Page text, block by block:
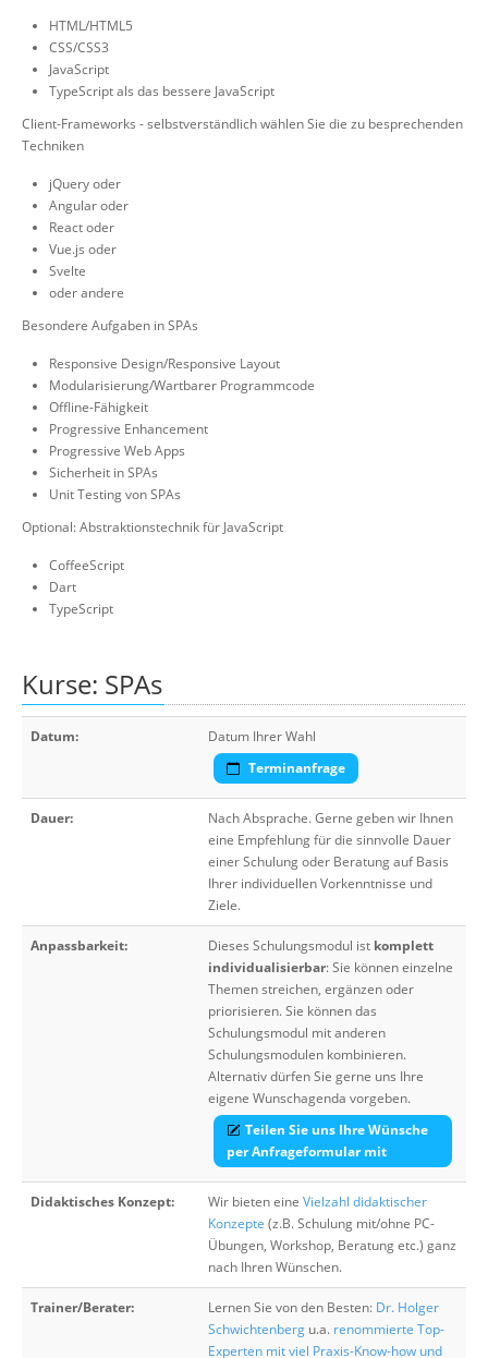
HTML/HTML5
CSS/CSS3
JavaScript
TypeScript als das bessere JavaScript
Client-Frameworks - selbstverständlich wählen Sie die zu besprechenden
Techniken
jQuery oder
Angular oder
React oder
Vue.js oder
Svelte
oder andere
Besondere Aufgaben in SPAs
Responsive Design/Responsive Layout
Modularisierung/Wartbarer Programmcode
Offline-Fähigkeit
Progressive Enhancement
Progressive Web Apps
Sicherheit in SPAs
Unit Testing von SPAs
Optional: Abstraktionstechnik für JavaScript
CoffeeScript
Dart
TypeScript
Kurse: SPAs
Datum:
Datum Ihrer Wahl
Terminanfrage
Dauer:
Nach Absprache. Gerne geben wir Ihnen
eine Empfehlung für die sinnvolle Dauer
einer Schulung oder Beratung auf Basis
Ihrer individuellen Vorkenntnisse und
Ziele.
Anpassbarkeit: Dieses Schulungsmodul ist komplett
individualisierbar: Sie können einzelne
Themen streichen, ergänzen oder
priorisieren. Sie können das
Schulungsmodul mit anderen
Schulungsmodulen kombinieren.
Alternativ dürfen Sie gerne uns Ihre
eigene Wunschagenda vorgeben.
Teilen Sie uns Ihre Wünsche
per Anfrageformular mit
Didaktisches Konzept: Wir bieten eine Vielzahl didaktischer
Konzepte (z.B. Schulung mit/ohne PC-
Übungen, Workshop, Beratung etc.) ganz
nach Ihren Wünschen.
Trainer/Berater: Lernen Sie von den Besten: Dr. Holger
Schwichtenberg u.a. renommierte Top-
Experten mit viel Praxis-Know-how und